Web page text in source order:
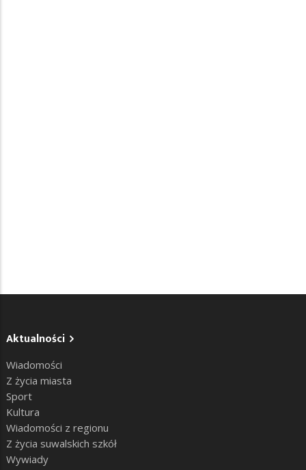
Aktualności
Wiadomości
Z życia miasta
Sport
Kultura
Wiadomości z regionu
Z życia suwalskich szkół
Wywiady